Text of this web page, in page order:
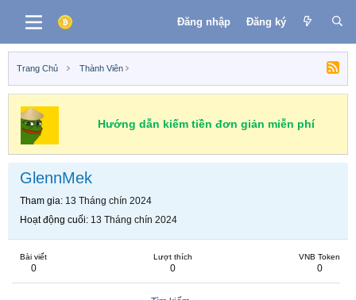
Đăng nhập Đăng ký
Trang Chủ Thành Viên
Hướng dẫn kiếm tiền đơn giản miễn phí
GlennMek
Tham gia 13 Tháng chín 2024
Hoạt động cuối 13 Tháng chín 2024
Bài viết
0
Lượt thích
0
VNB Token
0